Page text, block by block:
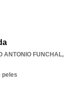
ANTONIO FUNCHAL,
peles